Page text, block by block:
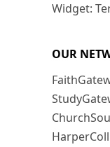
Widget:
OUR